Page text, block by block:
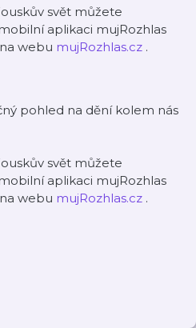
svět můžete
aplikaci mujRozhlas
webu mujRozhlas.cz .
pohled na dění kolem nás
svět můžete
aplikaci mujRozhlas
webu mujRozhlas.cz .